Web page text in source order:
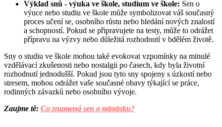
Výklad snů - výuka ve škole, studium ve škole: Sen o
výuce nebo studiu ve škole může symbolizovat váš současný
proces učení se, osobního růstu nebo hledání nových znalostí
a schopností. Pokud se připravujete na testy, může to odrážet
přípravu na výzvy nebo důležitá rozhodnutí v bdělém životě.
Sny o studiu ve škole mohou také evokovat vzpomínky na minulé
vzdělávací zkušenosti nebo nostalgii po časech, kdy byla životní
rozhodnutí jednodušší. Pokud jsou tyto sny spojeny s úzkostí nebo
stresem, mohou odrážet vaše současné obavy týkající se práce,
rodinných závazků nebo osobního vývoje.
Zaujme tě: Co znamená sen o miminku?